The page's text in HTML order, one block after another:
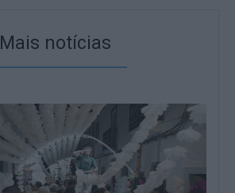
Mais notícias